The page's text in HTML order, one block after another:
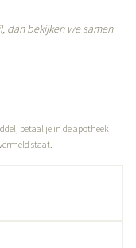
betaal je in de apotheek
staat.
dan bekijken we samen